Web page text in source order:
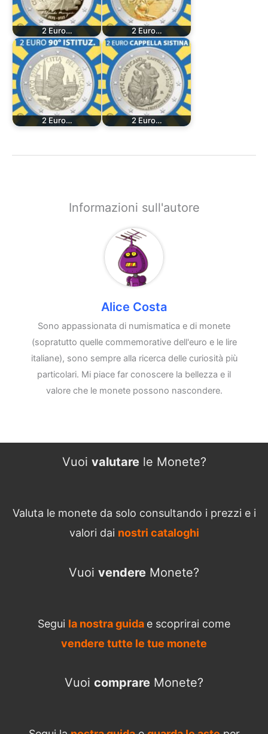
2 Euro… 2 Euro…
2 Euro… 2 Euro…
Informazioni sull'autore
Alice Costa
Sono appassionata di numismatica e di monete
(sopratutto quelle commemorative dell'euro e le lire
italiane), sono sempre alla ricerca delle curiosità più
particolari. Mi piace far conoscere la bellezza e il
valore che le monete possono nascondere.
Vuoi valutarele Monete?
Valuta le monete da solo consultando i prezzi e i
valori dai nostri cataloghi
Vuoi vendere Monete?
Segui la nostra guida e scoprirai come
vendere tutte le tue monete
Vuoi comprare Monete?